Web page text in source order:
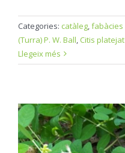
Categories: catàleg,fabàcies
(Turra) P. W. Ball, Citis platejat
Llegeix més